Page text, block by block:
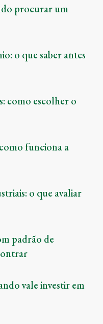
procurar um
o que saber antes
como escolher o
funciona a
o que avaliar
padrão de
vale investir em